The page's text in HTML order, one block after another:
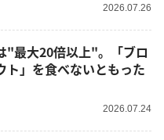
2026.07.26
"最大20倍以上"。「ブロ
ト」を食べないともった
2026.07.24